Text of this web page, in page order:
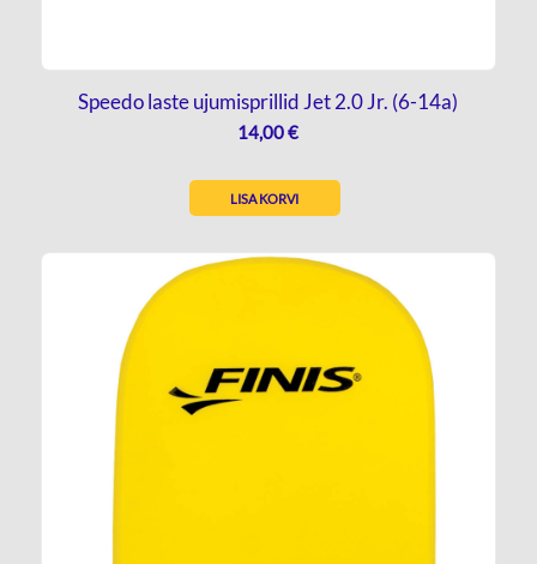
Speedo laste ujumisprillid Jet 2.0 Jr. (6-14a)
14,00€
LISA KORVI